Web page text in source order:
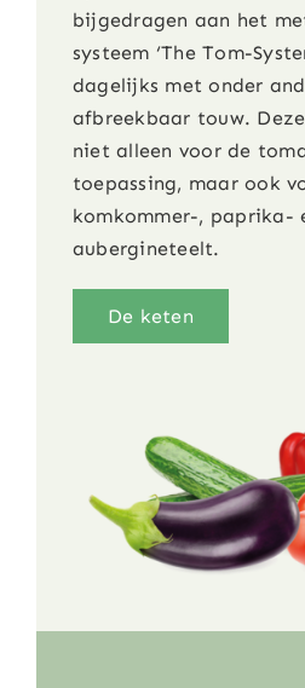
bijgedragen aan het
systeem ‘The Tom-
dagelijks met onder
afbreekbaar touw.
niet alleen voor de
toepassing, maar ook
komkommer-, paprika-
aubergineteelt.
De keten